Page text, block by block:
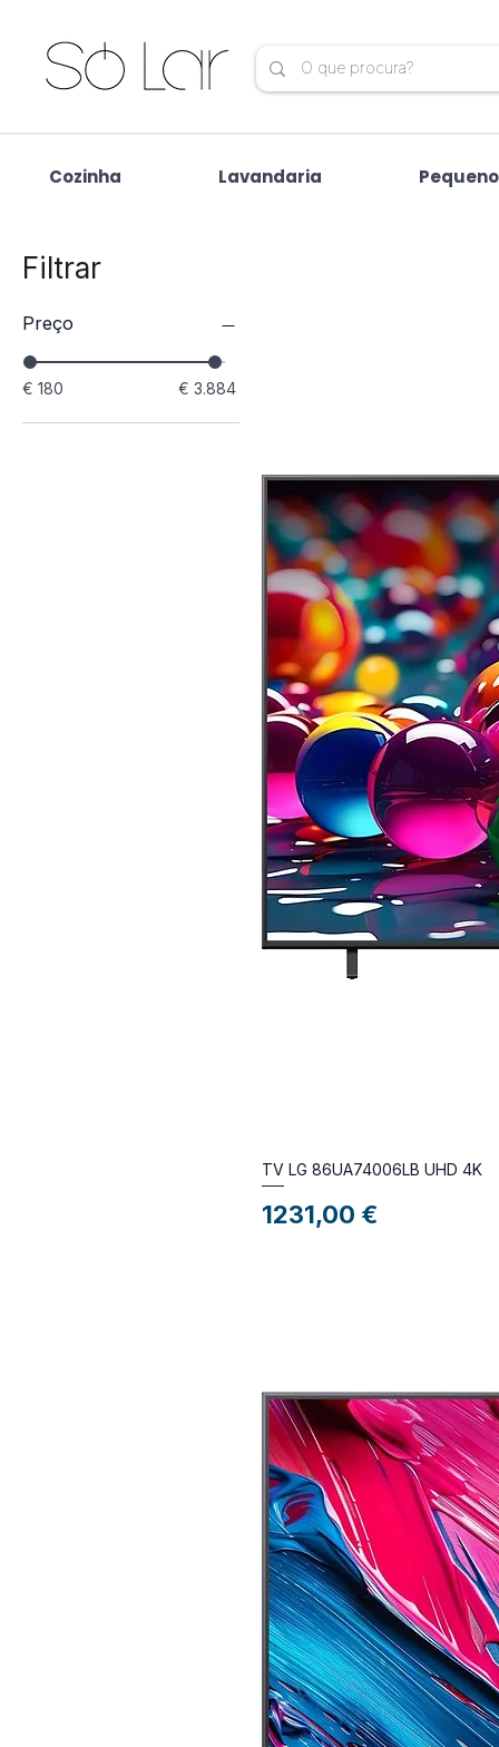
Cozinha Lavandaria
Filtrar
Preço
€ 180 € 3.884
TV LG 86UA74006LB UHD 4K
Preço
1231,00 €